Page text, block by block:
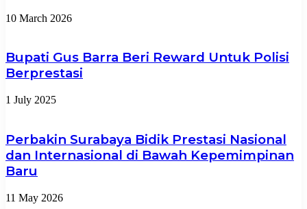
10 March 2026
Bupati Gus Barra Beri Reward Untuk Polisi
Berprestasi
1 July 2025
Perbakin Surabaya Bidik Prestasi Nasional
dan Internasional di Bawah Kepemimpinan
Baru
11 May 2026